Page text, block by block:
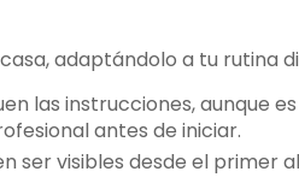
adaptándolo a tu rutina
las instrucciones, aunque es
antes de iniciar.
ser visibles desde el primer